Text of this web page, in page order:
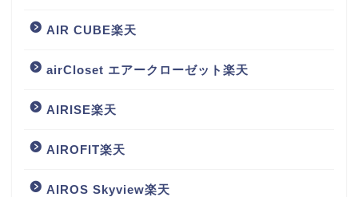
AIR CUBE楽天
airCloset エアークローゼット楽天
AIRISE楽天
AIROFIT楽天
AIROS Skyview楽天